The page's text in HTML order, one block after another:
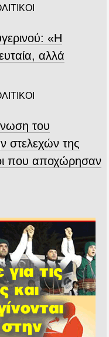
«Η
αλλά
του
στελεχών της
που αποχώρησαν